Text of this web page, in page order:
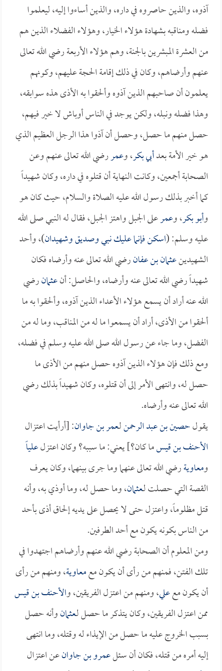
آذوه، والذين حاصروه في داره، والذين أساءوا إليه، ليعلموا
فضله ومناقبه بشهادة هؤلاء الخيار، وهؤلاء الفضلاء الذين هم
من العشرة المبشرين بالجنة، وهم هؤلاء الأربعة رضي الله تعالى
عنهم وأرضاهم، وكان في ذلك إقامة الحجة عليهم، وكونهم
يعلمون أن صاحبهم الذين آذوه وألحقوا به الأذى هذه سوابقه،
وهذا فضله ونبله، ولكن يوجد في الناس أوباش لا خير فيهم،
حصل منهم ما حصل، وحصل أن آذوا هذا الرجل العظيم الذي
هو خير الأمة بعدأبي بكر، وعمررضي الله تعالى عنهم وعن
الصحابة أجمعين، وكانت النهاية أن قتلوه في داره، وكان شهيداً
كما أخبر بذلك رسول الله عليه الصلاة والسلام، حيث كان هو
وأبو بكر، وعمرعلى الجبل واهتز الجبل، فقال له النبي صلى الله
عليه وسلم: (اسكن فإنما عليك نبي وصديق وشهيدان)، وأحد
الشهيدينعثمان بن عفانرضي الله تعالى عنه وأرضاه فكان
شهيداً رضي الله تعالى عنه وأرضاه، والحاصل: أنعثمانرضي
الله عنه أراد أن يسمع هؤلاء الأعداء الذين آذوه، وألحقوا به ما
ألحقوا من الأذى، أراد أن يسمعوا ما له من المناقب، وما له من
الفضل، وما جاء عن رسول الله صلى الله عليه وسلم في فضله،
ومع ذلك فإن هؤلاء الذين آذوه حصل منهم من الأذى ما
حصل له، وانتهى الأمر إلى أن قتلوه، وكان شهيداً بذلك رضي
الله تعالى عنه وأرضاه.
يقولحصين بن عبد الرحمنلـعمر بن جاوان: [أرأيت اعتزال
الأحنف بن قيسما كان؟] يعني: ما سببه؟ وكان اعتزلعلياً
ومعاويةرضي الله تعالى عنهما وما جرى بينهما، وكان يعرف
القصة التي حصلت لـعثمان، وما حصل له، وما أوذي به، وأنه
قتل مظلوماً، واعتزل حتى لا يحصل على يديه إلحاق أذى بأحد
من الناس بكونه يكون مع أحد الطرفين.
ومن المعلوم أن الصحابة رضي الله عنهم وأرضاهم اجتهدوا في
تلك الفتن، فمنهم من رأى أن يكون معمعاوية، ومنهم من رأى
أن يكون مععلي، ومنهم من اعتزل الفريقين، والأحنف بن قيس
ممن اعتزل الفريقين، وكان يتذكر ما حصل لـعثمانوأنه حصل
بسبب الخروج عليه ما حصل من الإيذاء له وقتله، وما انتهى
إليه أمره من قتله، فكان أن سئلعمرو بن جاوانعن اعتزال